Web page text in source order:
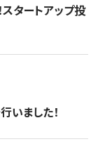
タートアップ投
いました！